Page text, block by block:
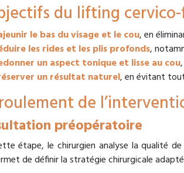
du lifting
le bas du visage et le cou, en
les rides et les plis profonds,
un aspect tonique et lisse au cou
un résultat naturel, en évitant
de
préopératoire
étape, le chirurgien analyse la qualité
de définir la stratégie chirurgicale